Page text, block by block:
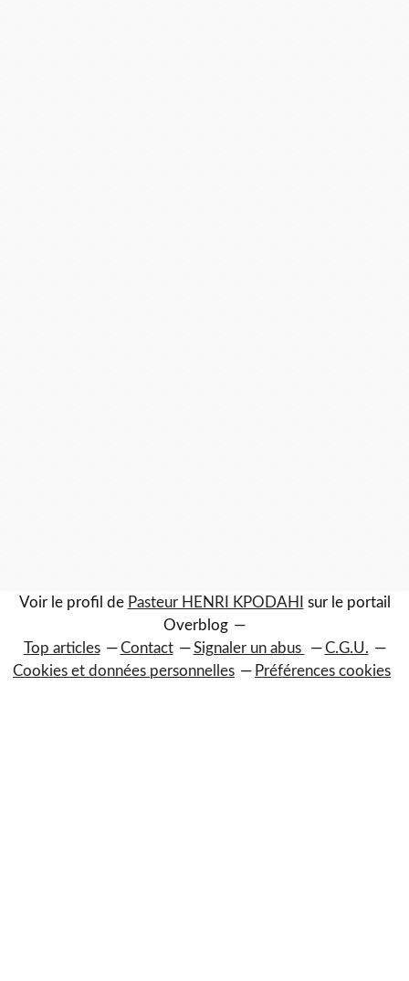
Voir le profil de Pasteur HENRI KPODAHI
sur le portail
Overblog
Top articles
Contact Signaler un abus
C.G.U.
Cookies et données personnelles
Préférences cookies